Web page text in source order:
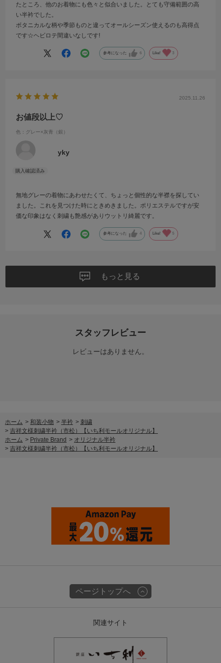
たところ、他のお着物にも色々と似合いました。とても守備範囲の高
い半衿でした。
ボタニカルな柄や季節ものと違ってオールシーズン使えるのも高得点
です☆ヘビロテ間違いなしです!
参考になった 6 Like! 3
2025.11.26
お値段以上♡
色：グレー×灰青（銀）
yky
無地グレーの着物にあわせたくて、ちょっと個性的な半襟を探してい
ました。これを見つけた時にときめきました。ポリエステルですが安
価な印象はなく刺繍も艶感がありウットリ綺麗です。
参考になった 4 Like! 5
もっと見る
スタッフレビュー
レビューはありません。
ホーム > 和装小物 > 半衿 > 刺繍
> 吉祥文様刺繍半衿（市松）【いち利モールオリジナル】
ホーム > Private Brand > オリジナル半衿
> 吉祥文様刺繍半衿（市松）【いち利モールオリジナル】
ページトップへ
関連サイト